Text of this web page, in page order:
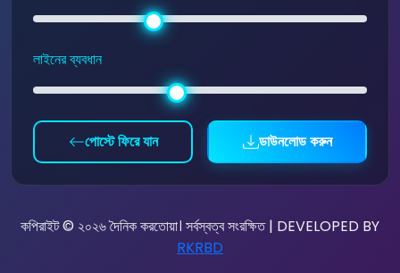
লাইনের ব্যবধান
পোস্টে ফিরে যান ডাউনলোড করুন
কপিরাইট © ২০২৬ দৈনিক করতোয়া। সর্বস্বত্ব সংরক্ষিত | DEVELOPED BY
RKRBD